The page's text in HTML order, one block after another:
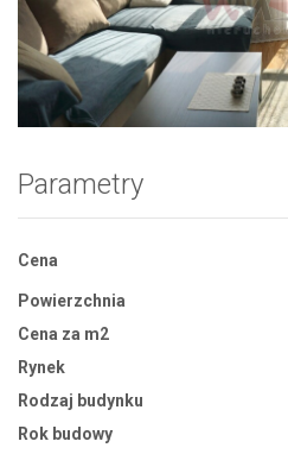
Zdjęcie 1
Parametry
Cena
Powierzchnia
Cena za m2
Rynek
Rodzaj budynku
Rok budowy